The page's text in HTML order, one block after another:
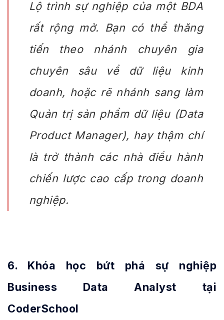
Lộ trình sự nghiệp của một BDA
rất rộng mở. Bạn có thể thăng
tiến theo nhánh chuyên gia
chuyên sâu về dữ liệu kinh
doanh, hoặc rẽ nhánh sang làm
Quản trị sản phẩm dữ liệu (Data
Product Manager), hay thậm chí
là trở thành các nhà điều hành
chiến lược cao cấp trong doanh
nghiệp.
6. Khóa học bứt phá sự nghiệp
Business Data Analyst tại
CoderSchool